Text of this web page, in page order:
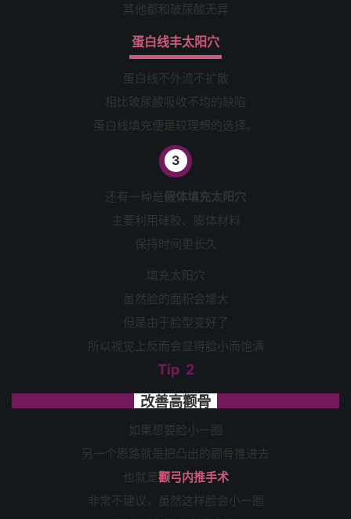
其他都和玻尿酸无异
蛋白线丰太阳穴
蛋白线不外流不扩散
相比玻尿酸吸收不均的缺陷
蛋白线填充便是较理想的选择。
3
还有一种是假体填充太阳穴
主要利用硅胶、膨体材料
保持时间更长久
填充太阳穴
虽然脸的面积会增大
但是由于脸型变好了
所以视觉上反而会显得脸小而饱满
Tip 2
改善高颧骨
如果想要脸小一圈
另一个思路就是把凸出的颧骨推进去
也就是颧弓内推手术
非常不建议，虽然这样脸会小一圈